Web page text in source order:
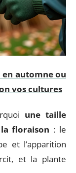
en automne ou
vos cultures
une taille
floraison : le
et l’apparition
et la plante